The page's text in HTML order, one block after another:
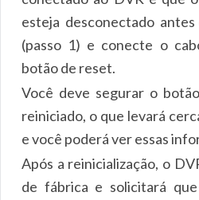
esteja desconectado
(passo 1) e conecte o
botão de reset.
Você deve segurar o
reiniciado, o que levará
e você poderá ver essas
Após a reinicialização, o
de fábrica e solicitará